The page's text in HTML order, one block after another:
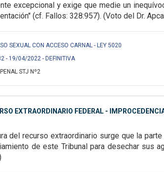
excepcional y exige que medie un
" (cf. Fallos: 328:957). (Voto del Dr.
SEXUAL CON ACCESO CARNAL - LEY 5020
- 19/04/2022 - DEFINITIVA
STJ Nº2
EXTRAORDINARIO FEDERAL -
del recurso extraordinario surge que la parte
deeste Tribunal para desechar sus